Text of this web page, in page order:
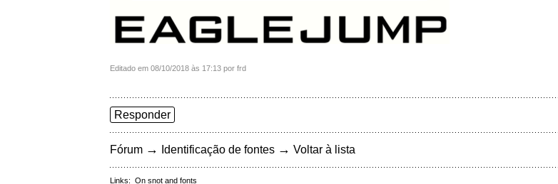
Editado em 08/10/2018 às 17:13 por frd
Responder
Fórum → Identificação de fontes → Voltar à lista
Links: On snot and fonts